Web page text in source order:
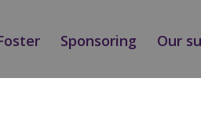
Sponsoring Our